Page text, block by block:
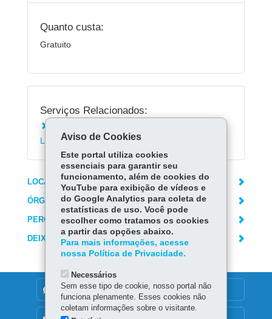
Quanto custa:
Gratuito
Serviços Relacionados:
Libras
LOCAIS DE ATENDIMENTO
ÓRGÃO RESPONSÁVEL
PERGUNTAS FREQUENTES
DEIXE SUA OPINIÃO
DENUNCIE CORRUPÇÃO
Aviso de Cookies
Este portal utiliza cookies
essenciais para garantir seu
funcionamento, além de cookies do
YouTube para exibição de vídeos e
do Google Analytics para coleta de
estatísticas de uso. Você pode
escolher como tratamos os cookies
a partir das opções abaixo.
Para mais informações, acesse
nossa Política de Privacidade.
Necessários
Sem esse tipo de cookie, nosso portal não
funciona plenamente. Esses cookies não
coletam informações sobre o visitante.